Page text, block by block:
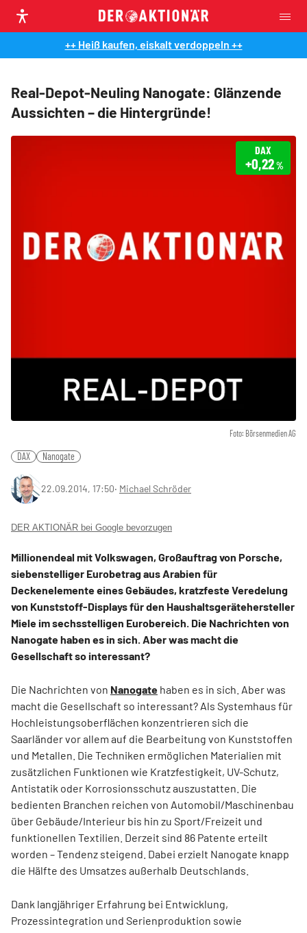
++ Heiß kaufen, eiskalt verdoppeln ++
Real-Depot-Neuling Nanogate: Glänzende
Aussichten – die Hintergründe!
Foto: Börsenmedien AG
DAX
+0,22%
DAX Nanogate
22.09.2014, 17:50‧ Michael Schröder
DER AKTIONÄR bei Google bevorzugen
Millionendeal mit Volkswagen, Großauftrag von Porsche,
siebenstelliger Eurobetrag aus Arabien für
Deckenelemente eines Gebäudes, kratzfeste Veredelung
von Kunststoff-Displays für den Haushaltsgerätehersteller
Miele im sechsstelligen Eurobereich. Die Nachrichten von
Nanogate haben es in sich. Aber was macht die
Gesellschaft so interessant?
Die Nachrichten von Nanogate haben es in sich. Aber was
macht die Gesellschaft so interessant? Als Systemhaus für
Hochleistungsoberflächen konzentrieren sich die
Saarländer vor allem auf die Bearbeitung von Kunststoffen
und Metallen. Die Techniken ermöglichen Materialien mit
zusätzlichen Funktionen wie Kratzfestigkeit, UV-Schutz,
Antistatik oder Korrosionsschutz auszustatten. Die
bedienten Branchen reichen von Automobil/Maschinenbau
über Gebäude/Interieur bis hin zu Sport/Freizeit und
funktionellen Textilien. Derzeit sind 86 Patente erteilt
worden – Tendenz steigend. Dabei erzielt Nanogate knapp
die Hälfte des Umsatzes außerhalb Deutschlands.
Dank langjähriger Erfahrung bei Entwicklung,
Prozessintegration und Serienproduktion sowie